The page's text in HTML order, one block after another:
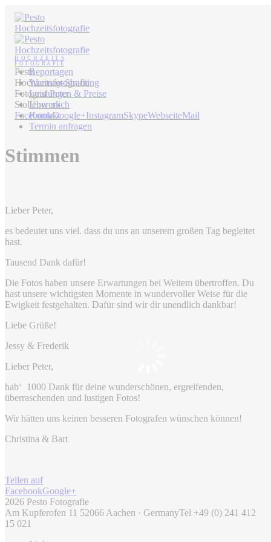
Pesto
Hochzeitsfotografie
Fotograf Peter
Stollenwerk
FacebookGoogle+InstagramSkypeWebseiteMail
Reportagen
Warmup-Shooting
Leistungen & Preise
Über mich
Kontakt
Termin anfragen
Stimmen
Lieber Peter,
es bedeutet uns viel. dass du uns an unserem großen Tag begleitet
hast.
Tausend Dank dafür!
Die Fotos haben unsere Erwartungen bei Weitem übertroffen. Du
hast unsere wichtigsten Momente in wundervoller Weise für die
Ewigkeit festgehalten. Dafür sind wir dir unendlich dankbar!
Liebe Grüße!
Jessy & Frederik
Lieber Peter,
hab‘ 1000 Dank für deine wunderschönen, ergreifenden,
überraschenden und lustigen Fotos!
Wir hätten uns keinen besseren Fotografen wünschen können!
Christina & Bart
Teilen auf
FacebookGoogle+
2026 Pesto Fotografie
Am Kupferofen 11 52066 Aachen · GermanyTel +49 (0) 241 412
15 021